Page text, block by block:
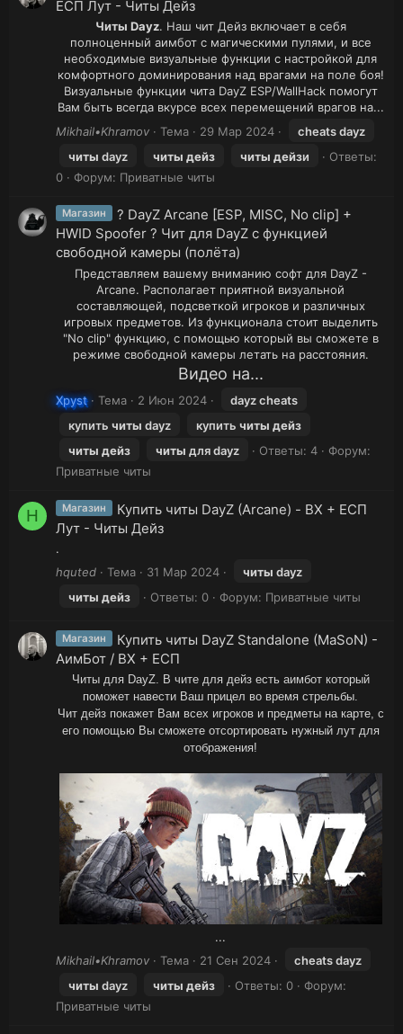
ЕСП Лут - Читы Дейз
Читы Dayz. Наш чит Дейз включает в себя
полноценный аимбот с магическими пулями, и все
необходимые визуальные функции с настройкой для
комфортного доминирования над врагами на поле боя!
Визуальные функции чита DayZ ESP/WallHack помогут
Вам быть всегда вкурсе всех перемещений врагов на...​
Mikhail•Khramov
Тема 29 Мар 2024
cheats dayz
читы dayz читы дейз читы дейзи
Ответы:
0
Форум: Приватные читы
Магазин
? DayZ Arcane [ESP, MISC, No clip] +
HWID Spoofer ? Чит для DayZ с функцией
свободной камеры (полёта)
Представляем вашему вниманию софт для DayZ -
Arcane. Располагает приятной визуальной
составляющей, подсветкой игроков и различных
игровых предметов. Из функционала стоит выделить
"No clip" функцию, с помощью который вы сможете в
режиме свободной камеры летать на расстояния.
Видео на...
Xpyst Тема 2 Июн 2024
dayz cheats
купить читы dayz купить читы дейз
читы дейз читы для dayz Ответы: 4
Форум:
Приватные читы
H Магазин
Купить читы DayZ (Arcane) - ВХ + ЕСП
Лут - Читы Дейз
.
hquted
Тема 31 Мар 2024 читы dayz
читы дейз Ответы: 0 Форум: Приватные читы
Магазин
Купить читы DayZ Standalone (MaSoN) -
АимБот / ВХ + ЕСП
Читы для DayZ. В чите для дейз есть аимбот который
поможет навести Ваш прицел во время стрельбы.
Чит дейз покажет Вам всех игроков и предметы на карте, с
его помощью Вы сможете отсортировать нужный лут для
отображения!
...​
Mikhail•Khramov
Тема 21 Сен 2024
cheats dayz
читы dayz читы дейз Ответы: 0
Форум:
Приватные читы